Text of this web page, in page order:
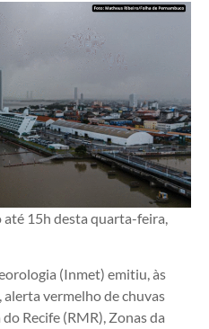
15h desta quarta-feira,
(Inmet) emitiu, às
vermelho de chuvas
Recife (RMR), Zonas da